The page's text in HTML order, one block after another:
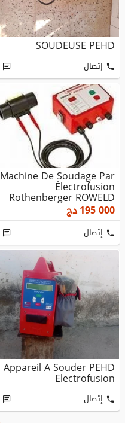
SOUDEUSE PEHD
إتصال
Machine De Soudage Par
Électrofusion
Rothenberger ROWELD
ROFUSE SANI 1...
195 000دج
إتصال
Appareil A Souder PEHD
Electrofusion
إتصال